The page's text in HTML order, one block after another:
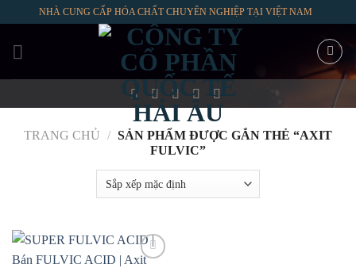
content
NHÀ CUNG CẤP HÓA CHẤT CHUYÊN NGHIỆP TẠI VIỆT NAM
TRANG CHỦ / SẢN PHẨM ĐƯỢC GẮN THẺ “AXIT
FULVIC”